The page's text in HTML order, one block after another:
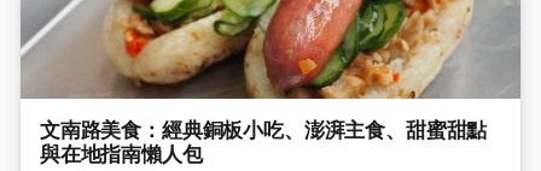
文南路美食：經典銅板小吃、澎湃主食、甜蜜甜點
與在地指南懶人包